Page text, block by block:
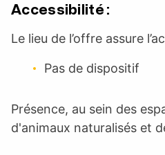
Accessibilité :
Le lieu de l’offre assure
Pas de dispositif
Présence, au sein des
d'animaux naturalisés et